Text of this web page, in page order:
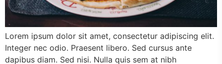
Lorem ipsum dolor sit amet, consectetur adipiscing elit.
Integer nec odio. Praesent libero. Sed cursus ante
dapibus diam. Sed nisi. Nulla quis sem at nibh